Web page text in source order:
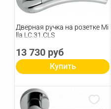
Дверная ручка на розетке Mi
lla LC.31.CLS
13 730 руб
Купить